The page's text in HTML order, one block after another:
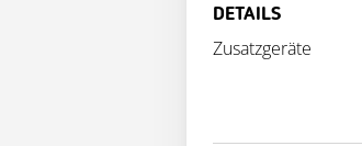
DETAILS
Zusatzgeräte